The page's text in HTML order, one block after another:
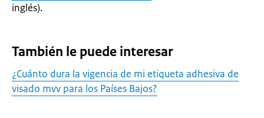
inglés).
También le puede interesar
¿Cuánto dura la vigencia de mi etiqueta adhesiva de
visado mvv para los Países Bajos?